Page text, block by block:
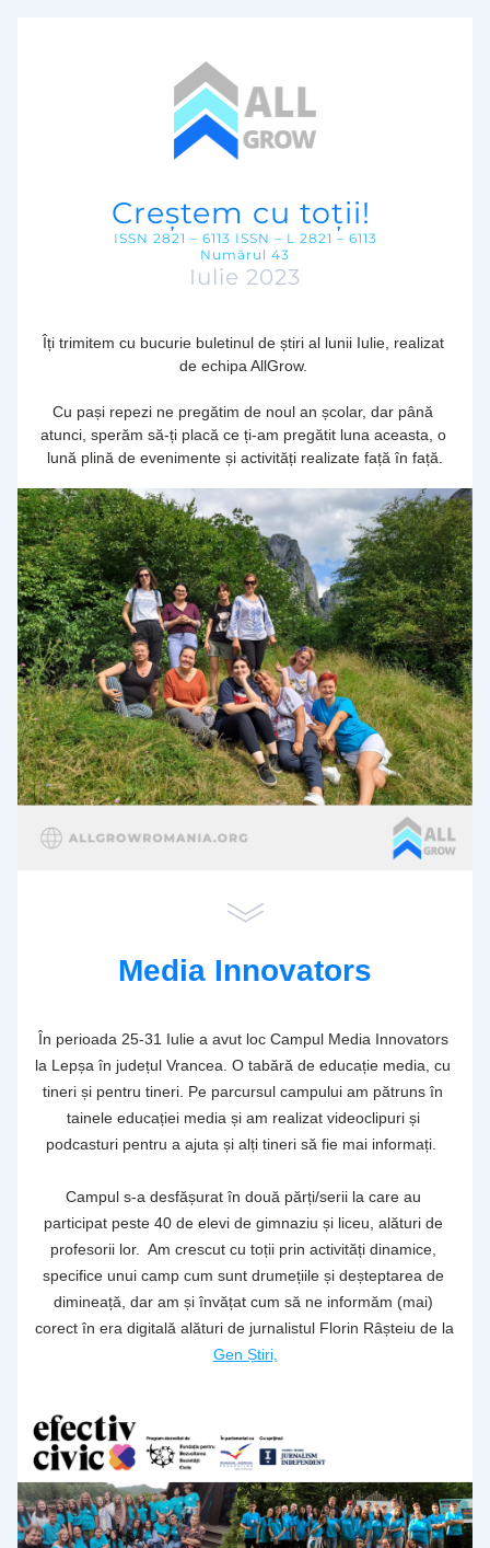
Creștem cu toții!
ISSN 2821 – 6113 ISSN – L 2821 – 6113
Numărul 43
Iulie 2023
Îți trimitem cu bucurie buletinul de știri al lunii Iulie, realizat
de echipa AllGrow.
Cu pași repezi ne pregătim de noul an școlar, dar până
atunci, sperăm să-ți placă ce ți-am pregătit luna aceasta, o
lună plină de evenimente și activități realizate față în față.
Media Innovators
În perioada 25-31 Iulie a avut loc Campul Media Innovators
la Lepșa în județul Vrancea. O tabără de educație media, cu
tineri și pentru tineri. Pe parcursul campului am pătruns în
tainele educației media și am realizat videoclipuri și
podcasturi pentru a ajuta și alți tineri să fie mai informați.
Campul s-a desfășurat în două părți/serii la care au
participat peste 40 de elevi de gimnaziu și liceu, alături de
profesorii lor.  Am crescut cu toții prin activități dinamice,
specifice unui camp cum sunt drumețiile și deșteptarea de
dimineață, dar am și învățat cum să ne informăm (mai)
Gen Știri,